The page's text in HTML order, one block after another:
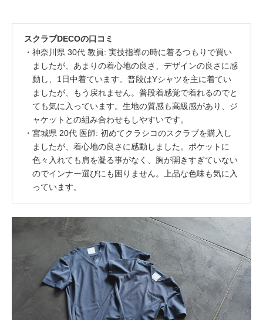
スクラブDECOの口コミ
神奈川県 30代 教員: 実技指導の時に着るつもりで買い
ましたが、あまりの着心地の良さ、デザインの良さに感
動し、1日中着ています。普段はYシャツを主に着てい
ましたが、もう戻れません。普段着感覚で着れるのでと
ても気に入っています。生地の質感も高級感があり、ジ
ャケットとの組み合わせもしやすいです。
宮城県 20代 医師: 初めてクラシコのスクラブを購入し
ましたが、着心地の良さに感動しました。ポケットに
色々入れても肩を凝る事がなく、胸が開きすぎていない
のでインナー選びにも困りません。上品な色味も気に入
っています。